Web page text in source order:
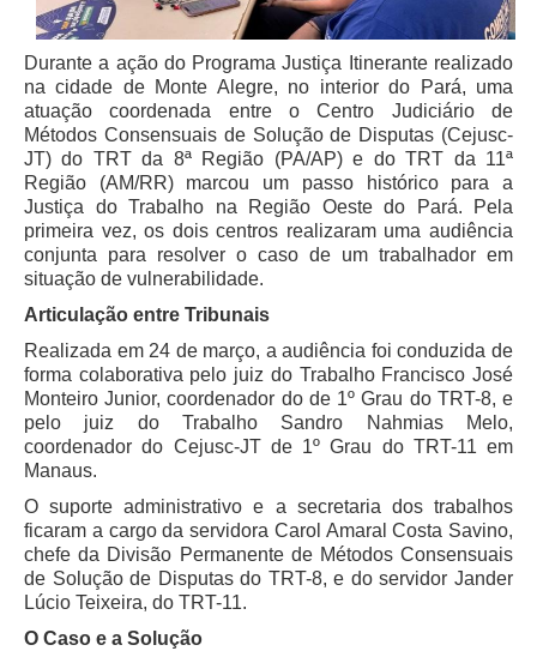
Durante a ação do Programa Justiça Itinerante realizado
na cidade de Monte Alegre, no interior do Pará, uma
atuação coordenada entre o Centro Judiciário de
Métodos Consensuais de Solução de Disputas (Cejusc-
JT) do TRT da 8ª Região (PA/AP) e do TRT da 11ª
Região (AM/RR) marcou um passo histórico para a
Justiça do Trabalho na Região Oeste do Pará. Pela
primeira vez, os dois centros realizaram uma audiência
conjunta para resolver o caso de um trabalhador em
situação de vulnerabilidade.
Articulação entre Tribunais
Realizada em 24 de março, a audiência foi conduzida de
forma colaborativa pelo juiz do Trabalho Francisco José
Monteiro Junior, coordenador do de 1º Grau do TRT-8, e
pelo juiz do Trabalho Sandro Nahmias Melo,
coordenador do Cejusc-JT de 1º Grau do TRT-11 em
Manaus.
O suporte administrativo e a secretaria dos trabalhos
ficaram a cargo da servidora Carol Amaral Costa Savino,
chefe da Divisão Permanente de Métodos Consensuais
de Solução de Disputas do TRT-8, e do servidor Jander
Lúcio Teixeira, do TRT-11.
O Caso e a Solução